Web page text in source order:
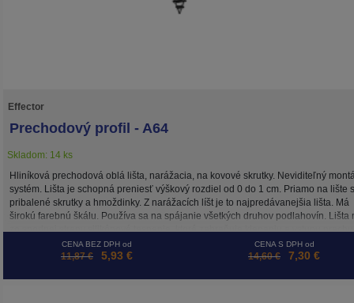
Effector
Prechodový profil - A64
Skladom: 14 ks
Hliníková prechodová oblá lišta, narážacia, na kovové skrutky. Neviditeľný
systém. Lišta je schopná preniesť výškový rozdiel od 0 do 1 cm. Priamo na lište
pribalené skrutky a hmoždinky. Z narážacích líšt je to najpredávanejšia lišta. Má
širokú farebnú škálu. Používa sa na spájanie všetkých druhov podlahovín. Lišta
zo spodnej strany silikónové tesnenie, ktoré zabraňuje klepaniu a vstupu prachu
CENA BEZ DPH od
11,87 € 5,93 €
CENA S DPH od
14,60 € 7,30 €